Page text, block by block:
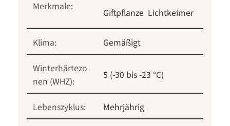
Merkmale:
Giftpflanze Lichtkeimer
Klima:
Gemäßigt
Winterhärtezo
nen (WHZ):
5 (-30 bis -23 °C)
Lebenszyklus: Mehrjährig